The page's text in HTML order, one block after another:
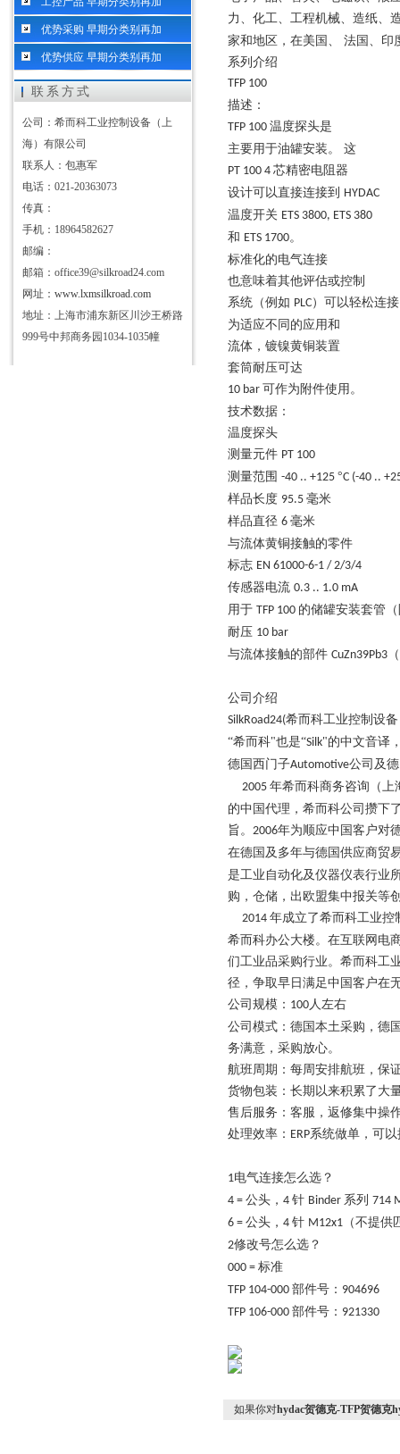
优势采购 早期分类别再加
优势供应 早期分类别再加
联系方式
公司：希而科工业控制设备（上
海）有限公司
联系人：包惠军
电话：021-20363073
传真：
手机：18964582627
邮编：
邮箱：office39@silkroad24.com
网址： www.lxmsilkroad.com
地址：上海市浦东新区川沙王桥路
999号中邦商务园1034-1035幢
力、化工、工程机械、造纸、
家和地区，在美国、 法国、印
系列介绍
TFP 100
描述：
TFP 100 温度探头是
主要用于油罐安装。
这
PT 100 4 芯精密电阻器
设计可以直接连接到 HYDAC
温度开关 ETS 3800, ETS 380
和 ETS 1700。
标准化的电气连接
也意味着其他评估或控制
系统（例如 PLC）可以轻松连
为适应不同的应用和
流体，镀镍黄铜装置
套筒耐压可达
10 bar 可作为附件使用。
技术数据：
温度探头
测量元件 PT 100
测量范围 -40 .. +125 °C (-40 ..
样品长度 95.5 毫米
样品直径 6 毫米
与流体黄铜接触的零件
标志 EN 61000-6-1 / 2/3/4
传感器电流 0.3 .. 1.0 mA
用于 TFP 100 的储罐安装套管
耐压 10 bar
与流体接触的部件 CuZn39Pb3
公司介绍
SilkRoad24(希而科工业控制设
“希而科"也是“Silk"的中文音译
德国西门子Automotive公司及
2005 年希而科商务咨询（上
的中国代理，希而科公司攒下
旨。 2006年为顺应中国客户对
在德国及多年与德国供应商贸
是工业自动化及仪器仪表行业
购，仓储，出欧盟集中报关等
2014 年成立了希而科工业控
希而科办公大楼。在互联网电
们工业品采购行业。希而科工
径，争取早日满足中国客户在
公司规模： 100人左右
公司模式：德国本土采购，德
务满意，采购放心。
航班周期：每周安排航班，保
货物包装：长期以来积累了大
售后服务：客服，返修集中操
处理效率： ERP系统做单，可
1电气连接怎么选？
4 = 公头， 4 针 Binder 系列 714
6 = 公头， 4 针 M12x1 （不提供
2修改号怎么选？
000 = 标准
TFP 104-000 部件号： 904696
TFP 106-000 部件号： 921330
如果你对hydac贺德克-TFP贺德克